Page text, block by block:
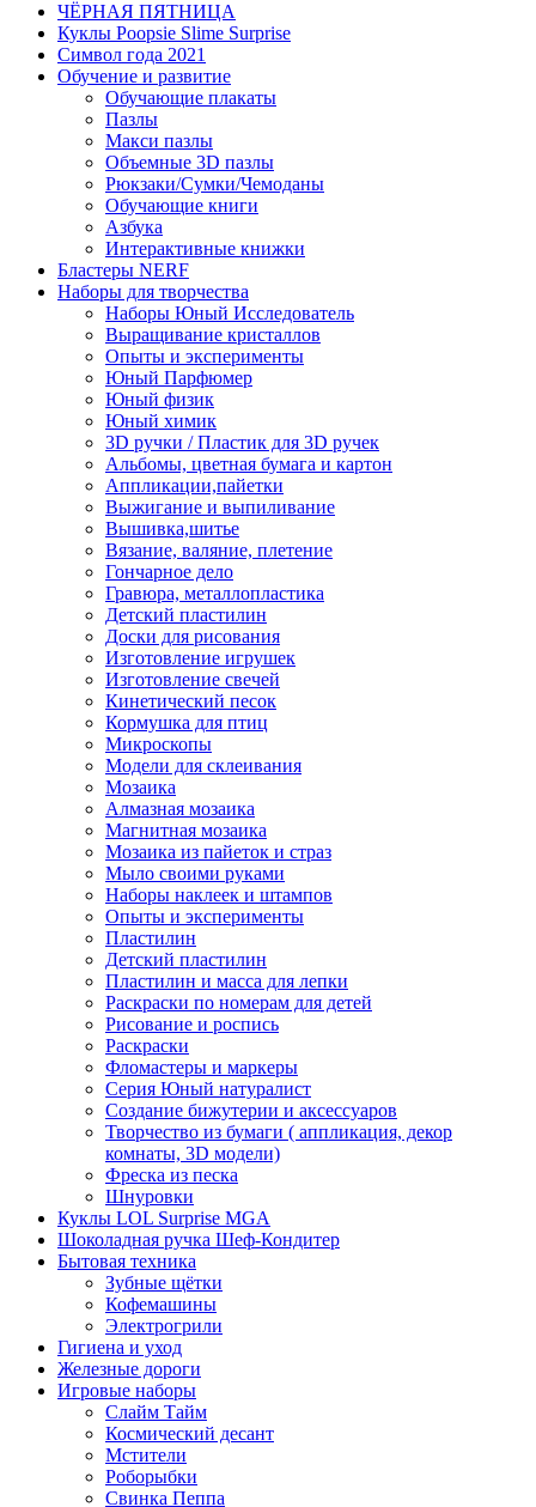
ЧЁРНАЯ ПЯТНИЦА
Куклы Poopsie Slime Surprise
Символ года 2021
Обучение и развитие
Обучающие плакаты
Пазлы
Макси пазлы
Объемные 3D пазлы
Рюкзаки/Сумки/Чемоданы
Обучающие книги
Азбука
Интерактивные книжки
Бластеры NERF
Наборы для творчества
Наборы Юный Исследователь
Выращивание кристаллов
Опыты и эксперименты
Юный Парфюмер
Юный физик
Юный химик
3D ручки / Пластик для 3D ручек
Альбомы, цветная бумага и картон
Аппликации,пайетки
Выжигание и выпиливание
Вышивка,шитье
Вязание, валяние, плетение
Гончарное дело
Гравюра, металлопластика
Детский пластилин
Доски для рисования
Изготовление игрушек
Изготовление свечей
Кинетический песок
Кормушка для птиц
Микроскопы
Модели для склеивания
Мозаика
Алмазная мозаика
Магнитная мозаика
Мозаика из пайеток и страз
Мыло своими руками
Наборы наклеек и штампов
Опыты и эксперименты
Пластилин
Детский пластилин
Пластилин и масса для лепки
Раскраски по номерам для детей
Рисование и роспись
Раскраски
Фломастеры и маркеры
Серия Юный натуралист
Создание бижутерии и аксессуаров
Творчество из бумаги ( аппликация, декор
комнаты, 3D модели)
Фреска из песка
Шнуровки
Куклы LOL Surprise MGA
Шоколадная ручка Шеф-Кондитер
Бытовая техника
Зубные щётки
Кофемашины
Электрогрили
Гигиена и уход
Железные дороги
Игровые наборы
Слайм Тайм
Космический десант
Мстители
Роборыбки
Свинка Пеппа